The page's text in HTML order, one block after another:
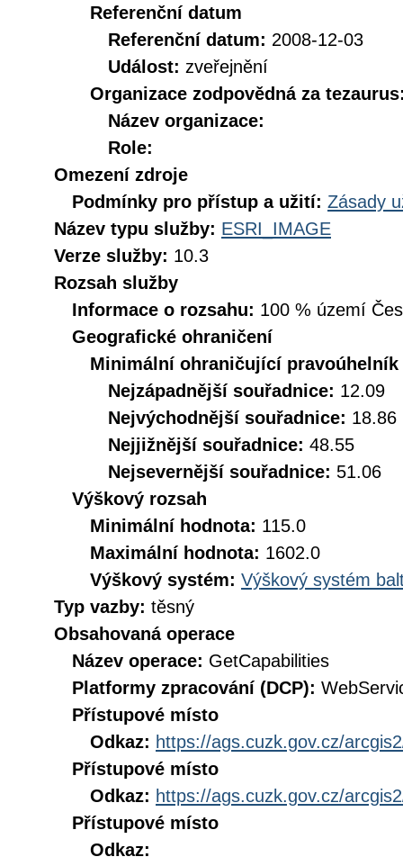
Referenční datum
Referenční datum: 2008-12-03
Událost: zveřejnění
Organizace zodpovědná za
Název organizace:
Role:
Omezení zdroje
Podmínky pro přístup a užití: Zásady
Název typu služby: ESRI_IMAGE
Verze služby: 10.3
Rozsah služby
Informace o rozsahu: 100 % území
Geografické ohraničení
Minimální ohraničující pravoúhelník
Nejzápadnější souřadnice: 12.09
Nejvýchodnější souřadnice: 18.86
Nejjižnější souřadnice: 48.55
Nejsevernější souřadnice: 51.06
Výškový rozsah
Minimální hodnota: 115.0
Maximální hodnota: 1602.0
Výškový systém: Výškový systém
Typ vazby: těsný
Obsahovaná operace
Název operace: GetCapabilities
Platformy zpracování (DCP):
Přístupové místo
Odkaz: https://ags.cuzk.gov.cz/
Přístupové místo
Odkaz: https://ags.cuzk.gov.cz/
Přístupové místo
Odkaz: